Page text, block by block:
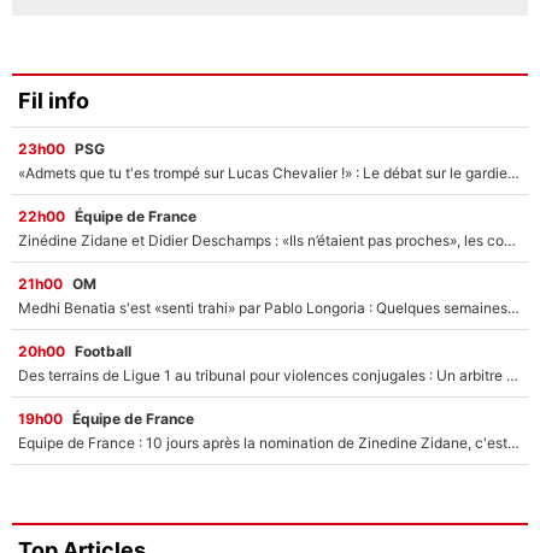
Fil info
23h00 PSG
«Admets que tu t'es trompé sur Lucas Chevalier !» : Le débat sur le gardien du PSG vire au clash à l'After Foot
22h00 Équipe de France
Zinédine Zidane et Didier Deschamps : «Ils n’étaient pas proches», les confidences d’un membre de l’équipe de France 1998 sur leur relation spéciale
21h00 OM
Medhi Benatia s'est «senti trahi» par Pablo Longoria : Quelques semaines après son départ, l'ancien directeur de football de l'OM règle ses comptes
20h00 Football
Des terrains de Ligue 1 au tribunal pour violences conjugales : Un arbitre français encourt une peine de 18 mois de prison !
19h00 Équipe de France
Equipe de France : 10 jours après la nomination de Zinedine Zidane, c'est au tour de son fils de prendre un nouveau départ !